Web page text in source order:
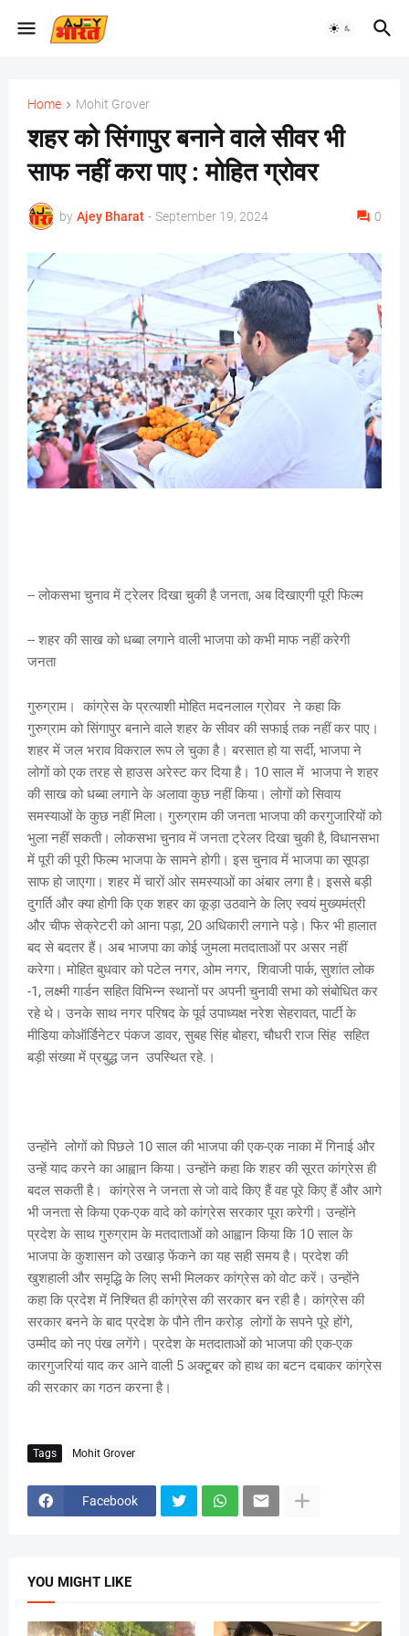
Home Mohit Grover
शहर को सिंगापुर बनाने वाले सीवर भी
साफ नहीं करा पाए : मोहित ग्रोवर
by Ajey Bharat - September 19, 2024 0
-- लोकसभा चुनाव में ट्रेलर दिखा चुकी है जनता, अब दिखाएगी पूरी फिल्म
-- शहर की साख को धब्बा लगाने वाली भाजपा को कभी माफ नहीं करेगी
जनता
गुरुग्राम। कांग्रेस के प्रत्याशी मोहित मदनलाल ग्रोवर ने कहा कि
गुरुग्राम को सिंगापुर बनाने वाले शहर के सीवर की सफाई तक नहीं कर पाए।
शहर में जल भराव विकराल रूप ले चुका है। बरसात हो या सर्दी, भाजपा ने
लोगों को एक तरह से हाउस अरेस्ट कर दिया है। 10 साल में भाजपा ने शहर
की साख को धब्बा लगाने के अलावा कुछ नहीं किया। लोगों को सिवाय
समस्याओं के कुछ नहीं मिला। गुरुग्राम की जनता भाजपा की करगुजारियों को
भुला नहीं सकती। लोकसभा चुनाव में जनता ट्रेलर दिखा चुकी है, विधानसभा
में पूरी की पूरी फिल्म भाजपा के सामने होगी। इस चुनाव में भाजपा का सूपड़ा
साफ हो जाएगा। शहर में चारों ओर समस्याओं का अंबार लगा है। इससे बड़ी
दुगर्ति और क्या होगी कि एक शहर का कूड़ा उठवाने के लिए स्वयं मुख्यमंत्री
और चीफ सेक्रेटरी को आना पड़ा, 20 अधिकारी लगाने पड़े। फिर भी हालात
बद से बदतर हैं। अब भाजपा का कोई जुमला मतदाताओं पर असर नहीं
करेगा। मोहित बुधवार को पटेल नगर, ओम नगर, शिवाजी पार्क, सुशांत लोक
-1, लक्ष्मी गार्डन सहित विभिन्न स्थानों पर अपनी चुनावी सभा को संबोधित कर
रहे थे। उनके साथ नगर परिषद के पूर्व उपाध्यक्ष नरेश सेहरावत, पार्टी के
मीडिया कोऑर्डिनेटर पंकज डावर, सुबह सिंह बोहरा, चौधरी राज सिंह सहित
बड़ी संख्या में प्रबुद्ध जन उपस्थित रहे.।
उन्होंने लोगों को पिछले 10 साल की भाजपा की एक-एक नाका में गिनाई और
उन्हें याद करने का आह्वान किया। उन्होंने कहा कि शहर की सूरत कांग्रेस ही
बदल सकती है। कांग्रेस ने जनता से जो वादे किए हैं वह पूरे किए हैं और आगे
भी जनता से किया एक-एक वादे को कांग्रेस सरकार पूरा करेगी। उन्होंने
प्रदेश के साथ गुरुग्राम के मतदाताओं को आह्वान किया कि 10 साल के
भाजपा के कुशासन को उखाड़ फेंकने का यह सही समय है। प्रदेश की
खुशहाली और समृद्धि के लिए सभी मिलकर कांग्रेस को वोट करें। उन्होंने
कहा कि प्रदेश में निश्चित ही कांग्रेस की सरकार बन रही है। कांग्रेस की
सरकार बनने के बाद प्रदेश के पौने तीन करोड़ लोगों के सपने पूरे होंगे,
उम्मीद को नए पंख लगेंगे। प्रदेश के मतदाताओं को भाजपा की एक-एक
कारगुजरियां याद कर आने वाली 5 अक्टूबर को हाथ का बटन दबाकर कांग्रेस
की सरकार का गठन करना है।
Tags Mohit Grover
Facebook
YOU MIGHT LIKE